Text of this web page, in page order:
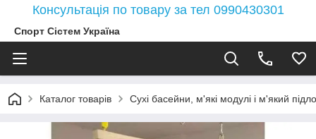
Консультація по товару за тел 0990430301
Спорт Сістем Україна
Каталог товарів Сухі басейни, м'які модулі і м'який